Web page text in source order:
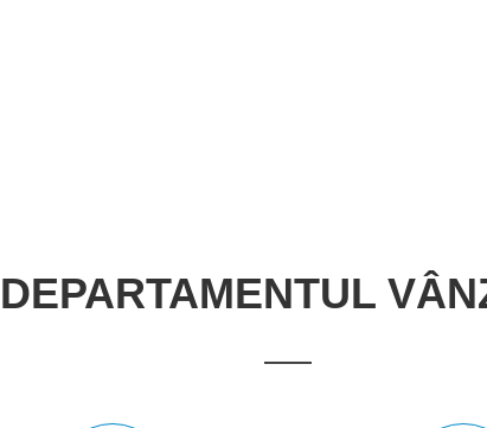
DEPARTAMENTUL